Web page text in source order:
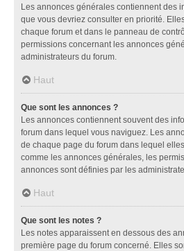
Les annonces générales contiennent des
que vous devriez consulter en priorité.
chaque forum et dans le panneau de
permissions concernant les annonces
administrateurs du forum.
Haut
Que sont les annonces ?
Les annonces contiennent souvent des
forum dans lequel vous naviguez. Les
de chaque page du forum dans lequel
comme les annonces générales, les
annonces sont définies par les
Haut
Que sont les notes ?
Les notes apparaissent en dessous des
première page du forum concerné. Elles